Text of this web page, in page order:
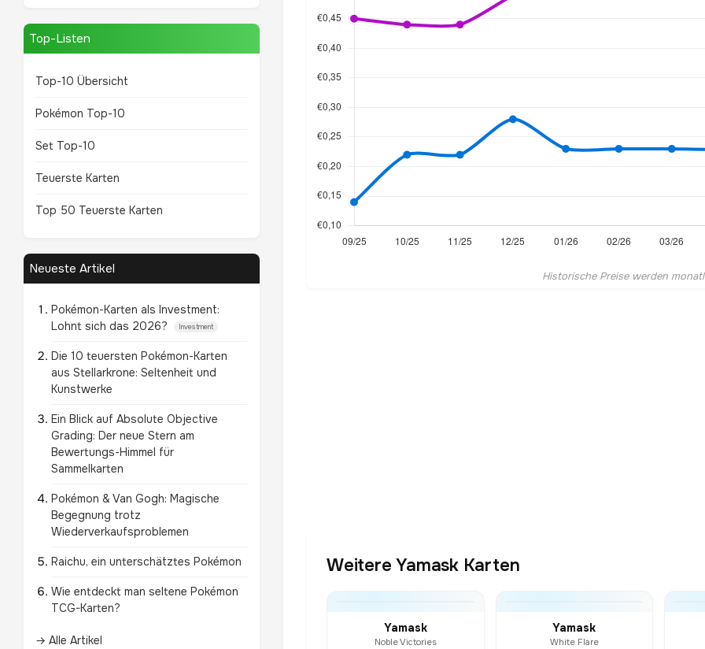
Top-Listen
Top-10 Übersicht
Pokémon Top-10
Set Top-10
Teuerste Karten
Top 50 Teuerste Karten
Neueste Artikel
Pokémon-Karten als Investment:
Lohnt sich das 2026?
Investment
Die 10 teuersten Pokémon-Karten
aus Stellarkrone: Seltenheit und
Kunstwerke
Ein Blick auf Absolute Objective
Grading: Der neue Stern am
Bewertungs-Himmel für
Sammelkarten
Pokémon & Van Gogh: Magische
Begegnung trotz
Wiederverkaufsproblemen
Raichu, ein unterschätztes Pokémon
Wie entdeckt man seltene Pokémon
TCG-Karten?
→ Alle Artikel
Historische Preise werden
Weitere Yamask Karten
Yamask
Noble Victories
Yamask
White Flare